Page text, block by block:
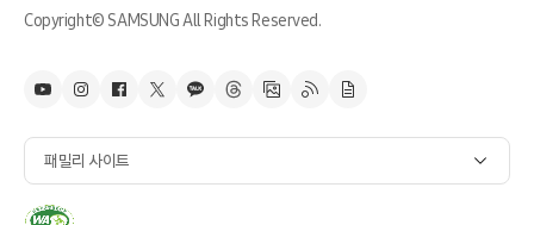
Copyright© SAMSUNG All Rights Reserved.
패밀리 사이트